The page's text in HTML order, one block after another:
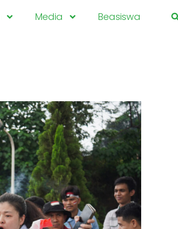
Media
Beasiswa